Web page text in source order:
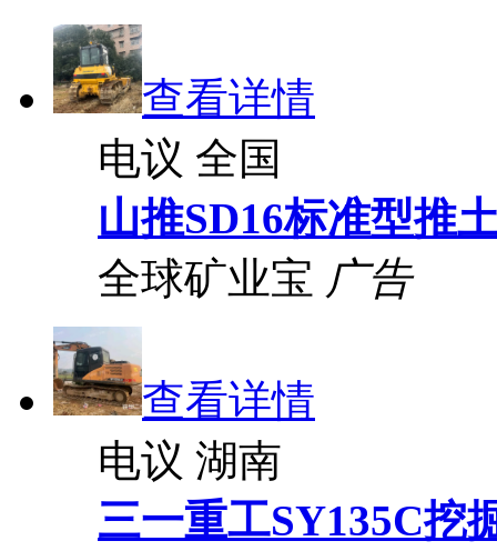
查看详情
电议 全国
山推SD16标准型推
全球矿业宝 广告
查看详情
电议 湖南
三一重工SY135C挖